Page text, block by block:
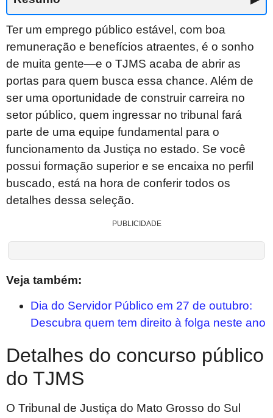
Ter um emprego público estável, com boa
remuneração e benefícios atraentes, é o sonho
de muita gente—e o TJMS acaba de abrir as
portas para quem busca essa chance. Além de
ser uma oportunidade de construir carreira no
setor público, quem ingressar no tribunal fará
parte de uma equipe fundamental para o
funcionamento da Justiça no estado. Se você
possui formação superior e se encaixa no perfil
buscado, está na hora de conferir todos os
detalhes dessa seleção.
PUBLICIDADE
Veja também:
Dia do Servidor Público em 27 de outubro:
Descubra quem tem direito à folga neste ano
Detalhes do concurso público
do TJMS
O Tribunal de Justiça do Mato Grosso do Sul